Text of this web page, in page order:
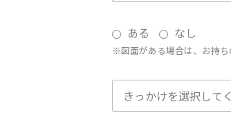
ある なし
※図面がある場合は、お持